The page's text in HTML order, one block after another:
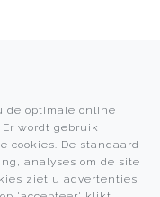
de optimale online
wordt gebruik
cookies. De standaard
analyses om de site
ziet u advertenties